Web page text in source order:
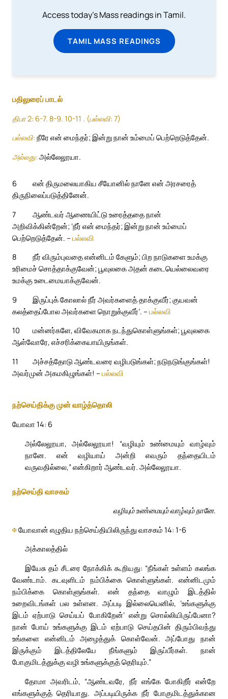
Access today's Mass readings in Tamil.
TAMIL MASS READINGS
பதிலுரைப் பாடல்
திபா 2: 6-7. 8-9. 10-11 . (பல்லவி: 7)
பல்லவி: நீரே என் மைந்தர்; இன்று நான் உம்மைப் பெற்றெடுத்தேன்.
அல்லது: அல்லேலூயா.
6
என் திருமலையாகிய சீயோனில் நானே என் அரசரைத்
திருநிலைப்படுத்தினேன்.
7
ஆண்டவர் ஆணையிட்டு உரைத்ததை நான்
அறிவிக்கின்றேன்; ‘நீர் என் மைந்தர்; இன்று நான் உம்மைப்
பெற்றெடுத்தேன். – பல்லவி
8
நீர் விரும்புவதை என்னிடம் கேளும்; பிற நாடுகளை உமக்கு
உரிமைச் சொத்தாக்குவேன்; பூவுலகை அதன் கடையெல்லைவரை
உமக்கு உடைமையாக்குவேன்.
9
இருப்புக் கோலால் நீர் அவர்களைத் தாக்குவீர்; குயவன்
கலத்தைப்போல அவர்களை நொறுக்குவீர்’. – பல்லவி
10
மன்னர்களே, விவேகமாக நடந்துகொள்ளுங்கள்; பூவுலகை
ஆள்வோரே, எச்சரிக்கையாயிருங்கள்.
11
அச்சத்தோடு ஆண்டவரை வழிபடுங்கள்; நடுநடுங்குங்கள்!
அவர்முன் அகமகிழுங்கள்! – பல்லவி
நற்செய்திக்கு முன் வாழ்த்தொலி
யோவா 14: 6
அல்லேலூயா, அல்லேலூயா! “வழியும் உண்மையும் வாழ்வும்
நானே. என் வழியாய் அன்றி எவரும் தந்தையிடம்
வருவதில்லை,” என்கிறார் ஆண்டவர். அல்லேலூயா.
நற்செய்தி வாசகம்
வழியும் உண்மையும் வாழ்வும் நானே.
✠யோவான் எழுதிய நற்செய்தியிலிருந்து வாசகம் 14: 1-6
அக்காலத்தில்
இயேசு தம் சீடரை நோக்கிக் கூறியது: “நீங்கள் உள்ளம் கலங்க
வேண்டாம். கடவுளிடம் நம்பிக்கை கொள்ளுங்கள். என்னிடமும்
நம்பிக்கை கொள்ளுங்கள். என் தந்தை வாழும் இடத்தில்
உறைவிடங்கள் பல உள்ளன. அப்படி இல்லையெனில், ‘உங்களுக்கு
இடம் ஏற்பாடு செய்யப் போகிறேன்’ என்று சொல்லியிருப்பேனா?
நான் போய் உங்களுக்கு இடம் ஏற்பாடு செய்தபின் திரும்பிவந்து
உங்களை என்னிடம் அழைத்துக் கொள்வேன். அப்போது நான்
இருக்கும் இடத்திலேயே நீங்களும் இருப்பீர்கள். நான்
போகுமிடத்துக்கு வழி உங்களுக்குத் தெரியும்.”
தோமா அவரிடம், “ஆண்டவரே, நீர் எங்கே போகிறீர் என்றே
எங்களுக்குத் தெரியாது. அப்படியிருக்க நீர் போகுமிடத்துக்கான